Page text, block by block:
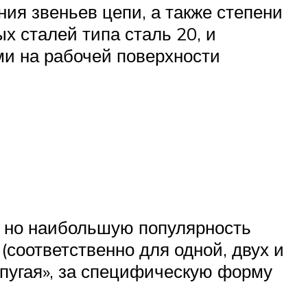
звеньев цепи, а также степени
сталей типа сталь 20, и
на рабочей поверхности
наибольшую популярность
для одной, двух и
за специфическую форму